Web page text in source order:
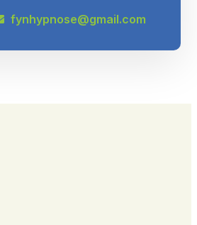
fynhypnose@gmail.com